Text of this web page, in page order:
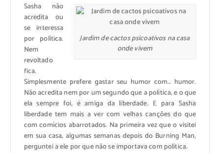
Jardim de cactos psicoativos na casa
onde vivem
Sasha não
acredita ou
se interessa
por política.
Nem
revoltado
fica.
Simplesmente prefere gastar seu humor com… humor.
Não acredita nem por um segundo que a política, e o que
ela sempre foi, é amiga da liberdade. E para Sasha
liberdade tem mais a ver com velhas canções do que
com comícios abarrotados. Na primeira vez que o visitei
em sua casa, algumas semanas depois do Burning Man,
perguntei a ele por que não se importava com política.